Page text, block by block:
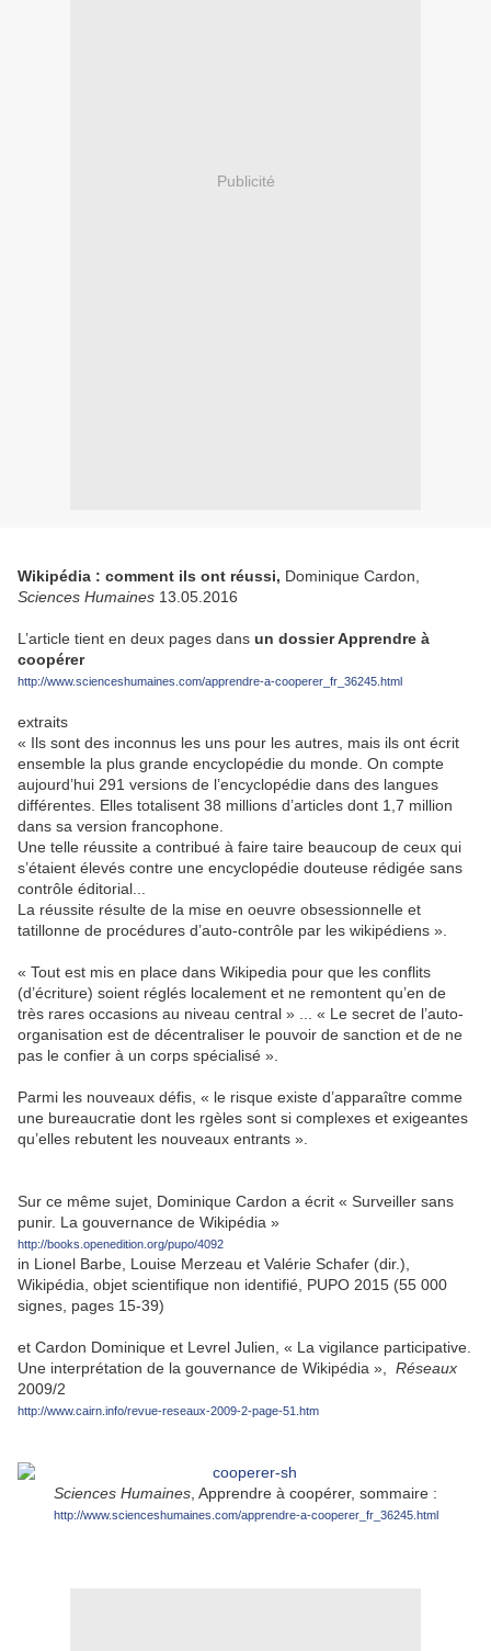
Publicité
Wikipédia : comment ils ont réussi, Dominique Cardon,
Sciences Humaines 13.05.2016
L’article tient en deux pages dans un dossier Apprendre à
coopérer
http://www.scienceshumaines.com/apprendre-a-cooperer_fr_36245.html
extraits
« Ils sont des inconnus les uns pour les autres, mais ils ont écrit
ensemble la plus grande encyclopédie du monde. On compte
aujourd’hui 291 versions de l’encyclopédie dans des langues
différentes. Elles totalisent 38 millions d’articles dont 1,7 million
dans sa version francophone.
Une telle réussite a contribué à faire taire beaucoup de ceux qui
s’étaient élevés contre une encyclopédie douteuse rédigée sans
contrôle éditorial...
La réussite résulte de la mise en oeuvre obsessionnelle et
tatillonne de procédures d’auto-contrôle par les wikipédiens ».
« Tout est mis en place dans Wikipedia pour que les conflits
(d’écriture) soient réglés localement et ne remontent qu’en de
très rares occasions au niveau central » ... « Le secret de l’auto-
organisation est de décentraliser le pouvoir de sanction et de ne
pas le confier à un corps spécialisé ».
Parmi les nouveaux défis, « le risque existe d’apparaître comme
une bureaucratie dont les rgèles sont si complexes et exigeantes
qu’elles rebutent les nouveaux entrants ».
Sur ce même sujet, Dominique Cardon a écrit « Surveiller sans
punir. La gouvernance de Wikipédia »
http://books.openedition.org/pupo/4092
in Lionel Barbe, Louise Merzeau et Valérie Schafer (dir.),
Wikipédia, objet scientifique non identifié, PUPO 2015 (55 000
signes, pages 15-39)
et Cardon Dominique et Levrel Julien, « La vigilance participative.
Une interprétation de la gouvernance de Wikipédia », Réseaux
2009/2
http://www.cairn.info/revue-reseaux-2009-2-page-51.htm
Sciences Humaines , Apprendre à coopérer, sommaire :
http://www.scienceshumaines.com/apprendre-a-cooperer_fr_36245.html